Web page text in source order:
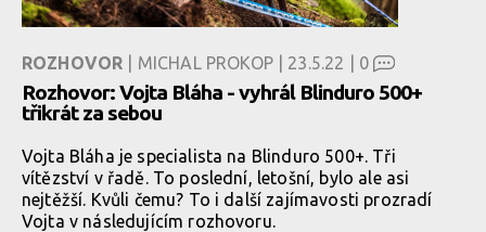
ROZHOVOR | MICHAL PROKOP | 23.5.22 | 0
Rozhovor: Vojta Bláha - vyhrál Blinduro 500+
třikrát za sebou
Vojta Bláha je specialista na Blinduro 500+. Tři
vítězství v řadě. To poslední, letošní, bylo ale asi
nejtěžší. Kvůli čemu? To i další zajímavosti prozradí
Vojta v následujícím rozhovoru.